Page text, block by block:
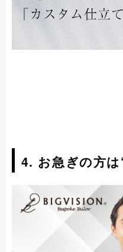
4. お急ぎの方